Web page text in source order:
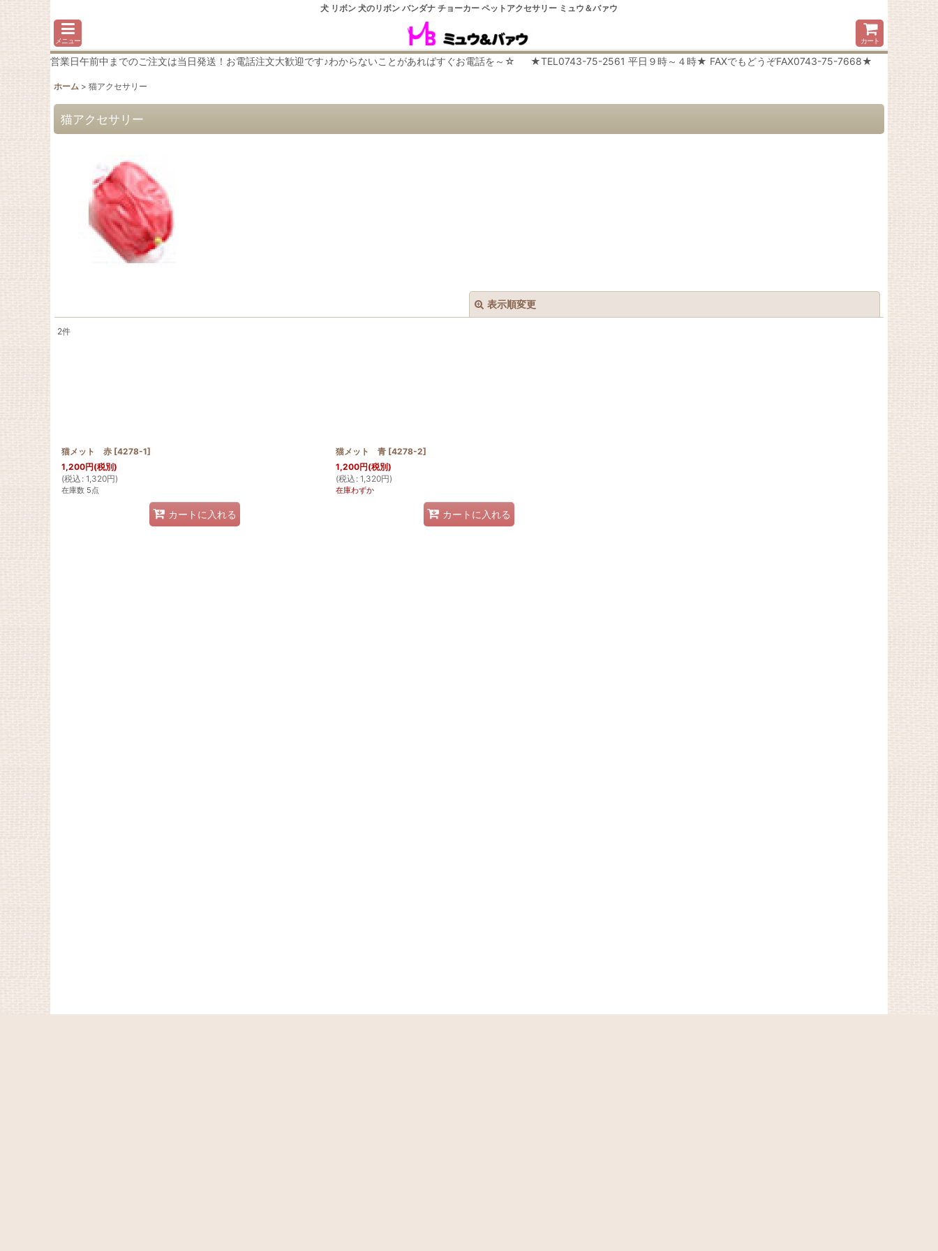
犬 リボン 犬のリボン バンダナ チョーカー ペットアクセサリー ミュウ＆バァウ
メニュー カート
営業日午前中までのご注文は当日発送！お電話注文大歓迎です♪わからないことがあればすぐお電話を～☆ ★TEL0743-75-2561 平日９時～４時★ FAXでもどうぞFAX0743-75-7668★
ホーム > 猫アクセサリー
猫アクセサリー
表示順変更
並び順
2件
猫メット 赤 [4278-1]
1,200円(税別)
(税込 : 1,320円)
在庫数 5点
カートに入れる
猫メット 青 [4278-2]
1,200円(税別)
(税込 : 1,320円)
在庫わずか
カートに入れる